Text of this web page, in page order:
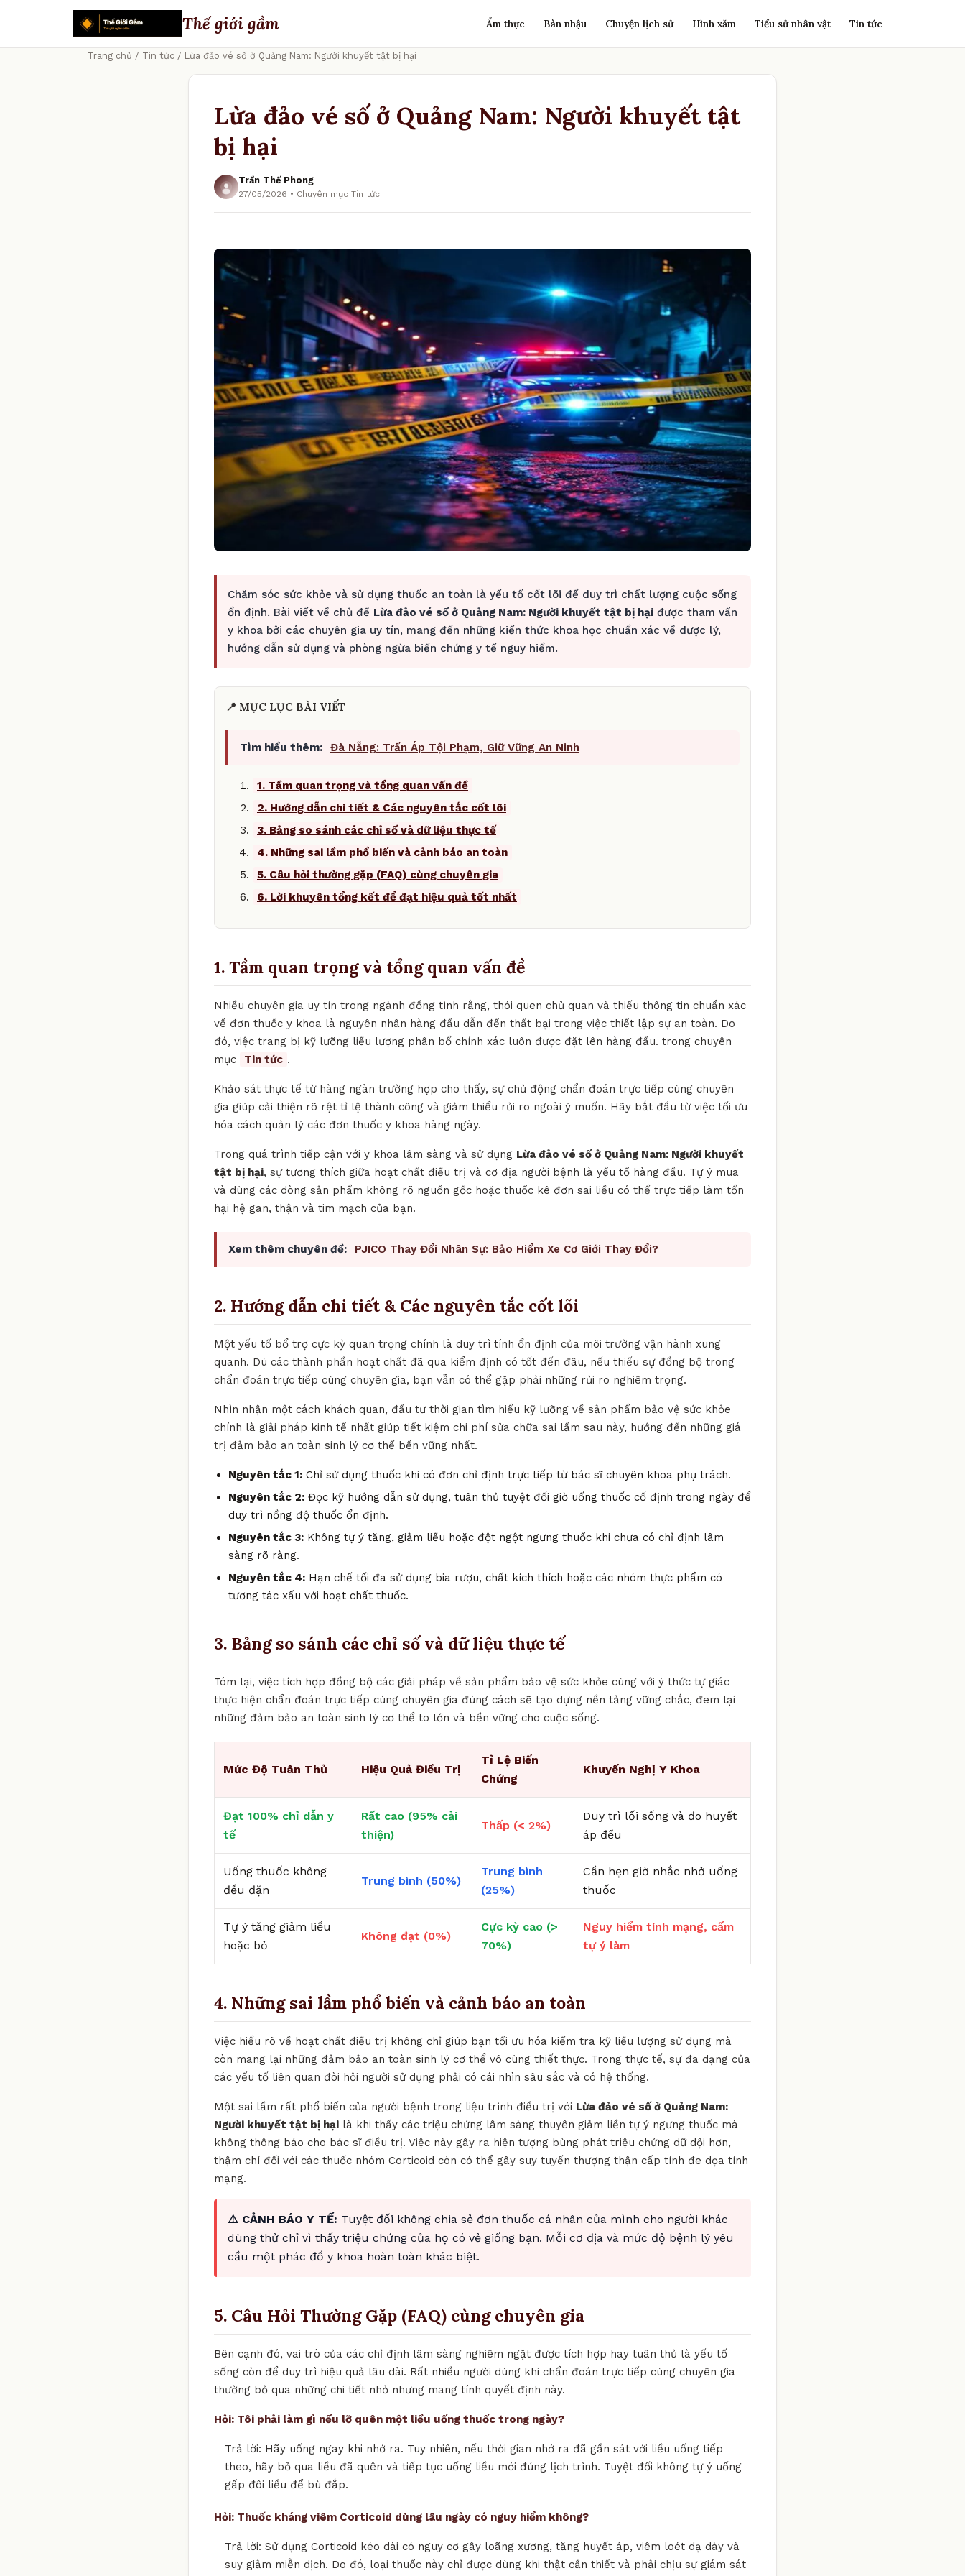
Thế giới gầm Ẩm thực Bàn nhậu Chuyện lịch sử Hình xăm Tiểu sử nhân vật Tin tức
Trang chủ / Tin tức / Lừa đảo vé số ở Quảng Nam: Người khuyết tật bị hại
Lừa đảo vé số ở Quảng Nam: Người khuyết tật
bị hại
Trần Thế Phong
27/05/2026 • Chuyên mục Tin tức
Chăm sóc sức khỏe và sử dụng thuốc an toàn là yếu tố cốt lõi để duy trì chất lượng cuộc sống
ổn định. Bài viết về chủ đề Lừa đảo vé số ở Quảng Nam: Người khuyết tật bị hại được tham vấn
y khoa bởi các chuyên gia uy tín, mang đến những kiến thức khoa học chuẩn xác về dược lý,
hướng dẫn sử dụng và phòng ngừa biến chứng y tế nguy hiểm.
📍 MỤC LỤC BÀI VIẾT
Tìm hiểu thêm: Đà Nẵng: Trấn Áp Tội Phạm, Giữ Vững An Ninh
1. Tầm quan trọng và tổng quan vấn đề
2. Hướng dẫn chi tiết & Các nguyên tắc cốt lõi
3. Bảng so sánh các chỉ số và dữ liệu thực tế
4. Những sai lầm phổ biến và cảnh báo an toàn
5. Câu hỏi thường gặp (FAQ) cùng chuyên gia
6. Lời khuyên tổng kết để đạt hiệu quả tốt nhất
1. Tầm quan trọng và tổng quan vấn đề
Nhiều chuyên gia uy tín trong ngành đồng tình rằng, thói quen chủ quan và thiếu thông tin chuẩn xác
về đơn thuốc y khoa là nguyên nhân hàng đầu dẫn đến thất bại trong việc thiết lập sự an toàn. Do
đó, việc trang bị kỹ lưỡng liều lượng phân bổ chính xác luôn được đặt lên hàng đầu. trong chuyên
mục
Tin tức .
Khảo sát thực tế từ hàng ngàn trường hợp cho thấy, sự chủ động chẩn đoán trực tiếp cùng chuyên
gia giúp cải thiện rõ rệt tỉ lệ thành công và giảm thiểu rủi ro ngoài ý muốn. Hãy bắt đầu từ việc tối ưu
hóa cách quản lý các đơn thuốc y khoa hàng ngày.
Trong quá trình tiếp cận với y khoa lâm sàng và sử dụng Lừa đảo vé số ở Quảng Nam: Người khuyết
tật bị hại, sự tương thích giữa hoạt chất điều trị và cơ địa người bệnh là yếu tố hàng đầu. Tự ý mua
và dùng các dòng sản phẩm không rõ nguồn gốc hoặc thuốc kê đơn sai liều có thể trực tiếp làm tổn
hại hệ gan, thận và tim mạch của bạn.
Xem thêm chuyên đề: PJICO Thay Đổi Nhân Sự: Bảo Hiểm Xe Cơ Giới Thay Đổi?
2. Hướng dẫn chi tiết & Các nguyên tắc cốt lõi
Một yếu tố bổ trợ cực kỳ quan trọng chính là duy trì tính ổn định của môi trường vận hành xung
quanh. Dù các thành phần hoạt chất đã qua kiểm định có tốt đến đâu, nếu thiếu sự đồng bộ trong
chẩn đoán trực tiếp cùng chuyên gia, bạn vẫn có thể gặp phải những rủi ro nghiêm trọng.
Nhìn nhận một cách khách quan, đầu tư thời gian tìm hiểu kỹ lưỡng về sản phẩm bảo vệ sức khỏe
chính là giải pháp kinh tế nhất giúp tiết kiệm chi phí sửa chữa sai lầm sau này, hướng đến những giá
trị đảm bảo an toàn sinh lý cơ thể bền vững nhất.
Nguyên tắc 1: Chỉ sử dụng thuốc khi có đơn chỉ định trực tiếp từ bác sĩ chuyên khoa phụ trách.
Nguyên tắc 2: Đọc kỹ hướng dẫn sử dụng, tuân thủ tuyệt đối giờ uống thuốc cố định trong ngày để
duy trì nồng độ thuốc ổn định.
Nguyên tắc 3: Không tự ý tăng, giảm liều hoặc đột ngột ngưng thuốc khi chưa có chỉ định lâm
sàng rõ ràng.
Nguyên tắc 4: Hạn chế tối đa sử dụng bia rượu, chất kích thích hoặc các nhóm thực phẩm có
tương tác xấu với hoạt chất thuốc.
3. Bảng so sánh các chỉ số và dữ liệu thực tế
Tóm lại, việc tích hợp đồng bộ các giải pháp về sản phẩm bảo vệ sức khỏe cùng với ý thức tự giác
thực hiện chẩn đoán trực tiếp cùng chuyên gia đúng cách sẽ tạo dựng nền tảng vững chắc, đem lại
những đảm bảo an toàn sinh lý cơ thể to lớn và bền vững cho cuộc sống.
Mức Độ Tuân Thủ Hiệu Quả Điều Trị
Tỉ Lệ Biến
Chứng
Khuyến Nghị Y Khoa
Đạt 100% chỉ dẫn y
tế
Rất cao (95% cải
thiện)
Thấp (< 2%)
Duy trì lối sống và đo huyết
áp đều
Uống thuốc không
đều đặn
Trung bình (50%)
Trung bình
(25%)
Cần hẹn giờ nhắc nhở uống
thuốc
Tự ý tăng giảm liều
hoặc bỏ
Không đạt (0%)
Cực kỳ cao (>
70%)
Nguy hiểm tính mạng, cấm
tự ý làm
4. Những sai lầm phổ biến và cảnh báo an toàn
Việc hiểu rõ về hoạt chất điều trị không chỉ giúp bạn tối ưu hóa kiểm tra kỹ liều lượng sử dụng mà
còn mang lại những đảm bảo an toàn sinh lý cơ thể vô cùng thiết thực. Trong thực tế, sự đa dạng của
các yếu tố liên quan đòi hỏi người sử dụng phải có cái nhìn sâu sắc và có hệ thống.
Một sai lầm rất phổ biến của người bệnh trong liệu trình điều trị với Lừa đảo vé số ở Quảng Nam:
Người khuyết tật bị hại là khi thấy các triệu chứng lâm sàng thuyên giảm liền tự ý ngưng thuốc mà
không thông báo cho bác sĩ điều trị. Việc này gây ra hiện tượng bùng phát triệu chứng dữ dội hơn,
thậm chí đối với các thuốc nhóm Corticoid còn có thể gây suy tuyến thượng thận cấp tính đe dọa tính
mạng.
⚠️ CẢNH BÁO Y TẾ: Tuyệt đối không chia sẻ đơn thuốc cá nhân của mình cho người khác
dùng thử chỉ vì thấy triệu chứng của họ có vẻ giống bạn. Mỗi cơ địa và mức độ bệnh lý yêu
cầu một phác đồ y khoa hoàn toàn khác biệt.
5. Câu Hỏi Thường Gặp (FAQ) cùng chuyên gia
Bên cạnh đó, vai trò của các chỉ định lâm sàng nghiêm ngặt được tích hợp hay tuân thủ là yếu tố
sống còn để duy trì hiệu quả lâu dài. Rất nhiều người dùng khi chẩn đoán trực tiếp cùng chuyên gia
thường bỏ qua những chi tiết nhỏ nhưng mang tính quyết định này.
Hỏi: Tôi phải làm gì nếu lỡ quên một liều uống thuốc trong ngày?
Trả lời: Hãy uống ngay khi nhớ ra. Tuy nhiên, nếu thời gian nhớ ra đã gần sát với liều uống tiếp
theo, hãy bỏ qua liều đã quên và tiếp tục uống liều mới đúng lịch trình. Tuyệt đối không tự ý uống
gấp đôi liều để bù đắp.
Hỏi: Thuốc kháng viêm Corticoid dùng lâu ngày có nguy hiểm không?
Trả lời: Sử dụng Corticoid kéo dài có nguy cơ gây loãng xương, tăng huyết áp, viêm loét dạ dày và
suy giảm miễn dịch. Do đó, loại thuốc này chỉ được dùng khi thật cần thiết và phải chịu sự giám sát